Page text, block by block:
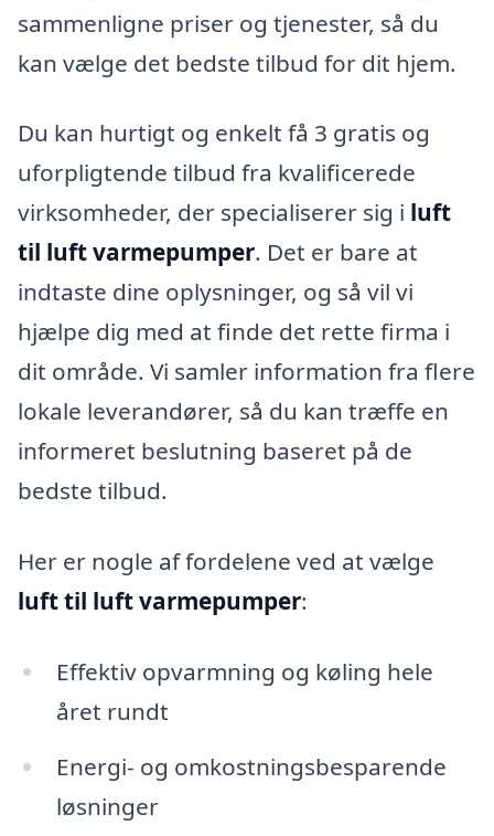
sammenligne priser og tjenester, så du
kan vælge det bedste tilbud for dit hjem.
Du kan hurtigt og enkelt få 3 gratis og
uforpligtende tilbud fra kvalificerede
virksomheder, der specialiserer sig i luft
til luft varmepumper. Det er bare at
indtaste dine oplysninger, og så vil vi
hjælpe dig med at finde det rette firma i
dit område. Vi samler information fra flere
lokale leverandører, så du kan træffe en
informeret beslutning baseret på de
bedste tilbud.
Her er nogle af fordelene ved at vælge
luft til luft varmepumper:
Effektiv opvarmning og køling hele
året rundt
Energi- og omkostningsbesparende
løsninger